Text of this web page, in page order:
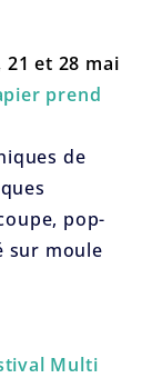
21 et 28 mai
prend
de
pop-
sur moule
Multi